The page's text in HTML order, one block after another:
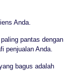
Anda.
pantas dengan
penjualan Anda.
bagus adalah